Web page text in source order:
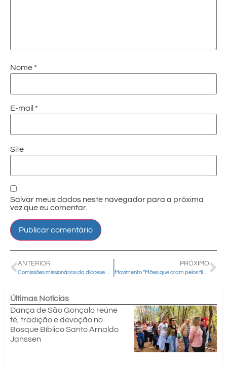
Nome *
E-mail *
Site
Salvar meus dados neste navegador para a próxima
vez que eu comentar.
ANTERIOR PRÓXIMO
Últimas Notícias
Dança de São Gonçalo reúne
fé, tradição e devoção no
Bosque Bíblico Santo Arnaldo
Janssen